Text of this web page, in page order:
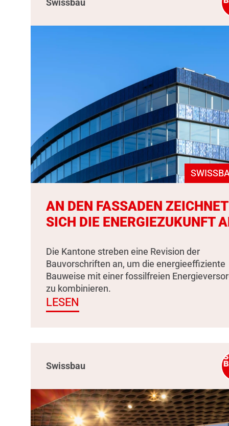
Swissbau
AN DEN FASSADEN ZEICHNET
SICH DIE ENERGIEZUKUNFT
Die Kantone streben eine Revision der
Bauvorschriften an, um die energieeffiziente
Bauweise mit einer fossilfreien
zu kombinieren.
LESEN
Swissbau